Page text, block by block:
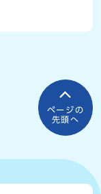
ページの
先頭へ